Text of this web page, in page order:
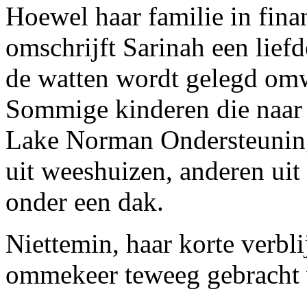
Hoewel haar familie in
omschrijft Sarinah een
de watten wordt gelegd
Sommige kinderen die
Lake Norman
uit weeshuizen, anderen
onder een dak.
Niettemin, haar korte
ommekeer teweeg